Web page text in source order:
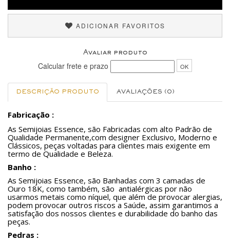
ADICIONAR FAVORITOS
Avaliar produto
Calcular frete e prazo OK
DESCRIÇÃO PRODUTO AVALIAÇÕES (0)
Fabricação :
As Semijoias Essence, são Fabricadas com alto Padrão de
Qualidade Permanente,com designer Exclusivo, Moderno e
Clássicos, peças voltadas para clientes mais exigente em
termo de Qualidade e Beleza.
Banho :
As Semijoias Essence, são Banhadas com 3 camadas de
Ouro 18K, como também, são antialérgicas por não
usarmos metais como níquel, que além de provocar alergias,
podem provocar outros riscos a Saúde, assim garantimos a
satisfação dos nossos clientes e durabilidade do banho das
peças.
Pedras :